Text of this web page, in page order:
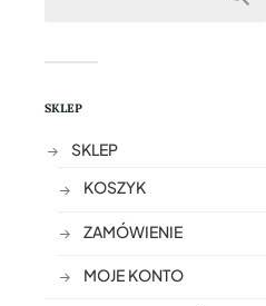
SKLEP
SKLEP
KOSZYK
ZAMÓWIENIE
MOJE KONTO